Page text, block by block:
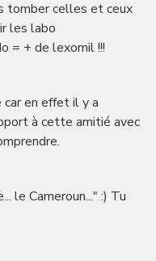
tomber celles et ceux
les labo
= + de lexomil !!!
car en effet il y a
à cette amitié avec
le Cameroun..." :) Tu